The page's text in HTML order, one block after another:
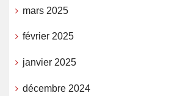
mars 2025
février 2025
janvier 2025
décembre 2024